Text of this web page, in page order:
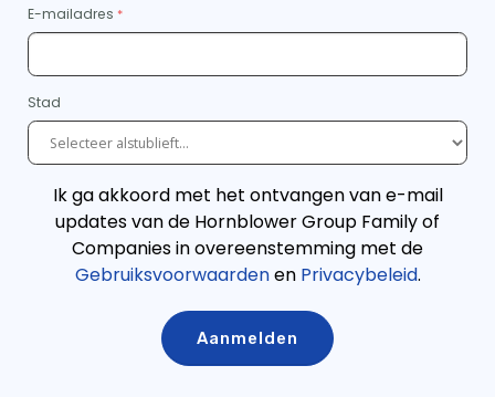
E-mailadres
Stad
Ik ga akkoord met het ontvangen van e-mail
updates van de Hornblower Group Family of
Companies in overeenstemming met de
Gebruiksvoorwaardenen Privacybeleid.